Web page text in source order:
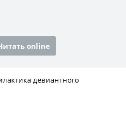
online
девиантного